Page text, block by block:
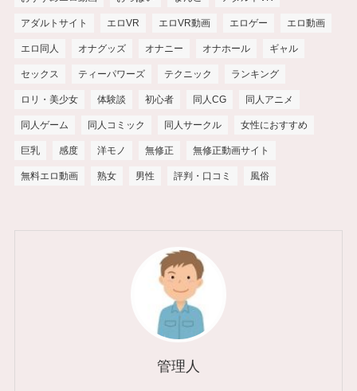
アダルトサイト エロVR エロVR動画 エロゲー エロ動画
エロ同人 オナグッズ オナニー オナホール ギャル
セックス ティーパワーズ テクニック ランキング
ロリ・美少女 体験談 初心者 同人CG 同人アニメ
同人ゲーム 同人コミック 同人サークル 女性におすすめ
巨乳 感度 洋モノ 無修正 無修正動画サイト
無料エロ動画 熟女 男性 評判・口コミ 風俗
管理人